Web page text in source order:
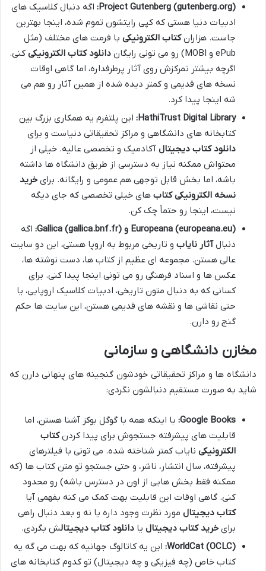
Project Gutenberg (gutenberg.org): اگه دنبال کلاسیک های
ادبیات دنیا هستی که کپی رایتشون تموم شده، اینجا بهترین
جاست. هزارانکتاب الکترونیکی با فرمت های مختلف (مثل
ePub و MOBI) رو می تونی رایگان
دانلود کتاب الکترونیکی کنی.
اگرچه بیشتر تمرکزش روی آثار پرطرفداره، اما گاهی اوقات
نسخه های قدیمی و کمتر دیده شده از همین آثار رو هم می
شه اینجا پیدا کرد.
HathiTrust Digital Library: این پلتفرم یه همکاری بزرگ بین
کتابخانه های دانشگاهی و مراکز تحقیقاتی دنیاست و برای
دانلود کتاب دیجیتال آکادمیک و تخصصی عالیه. خیلی از
محتواش ممکنه نیاز به دسترسی از طریق دانشگاه ها داشته
باشه، اما بخش قابل توجهی هم عمومی و رایگانه. برای خرید
نسخه الکترونیکی کتاب های خیلی تخصصی که جای دیگه
نیست، اینجا رو حتماً چک کن.
Europeana (europeana.eu) و Gallica (gallica.bnf.fr):
اگه
دنبالآثار نایاب و تاریخی مربوط به اروپا هستی، این دو سایت
عالی هستن. مجموعه ای عظیم از کتاب ها، دست نوشته ها،
عکس ها و اسناد فرهنگی رو می تونی اینجا پیدا کنی. برای
کسانی که به دنبال متون تاریخی، ادبیات کلاسیک اروپایی، یا
حتی نقاشی ها و نقشه های قدیمی هستن، این سایت ها حکم
گنج رو دارن.
مخازن دانشگاهی و سازمانی
دانشگاه ها و مراکز تحقیقاتی خودشون گنجینه های پنهانی دارن که
شاید به صورت مستقیم دنبالشون نگردی:
Google Books: با اینکه همه با گوگل بوکز آشنا هستن، اما
قابلیت های پیشرفته جستجوش برای پیدا کردنکتاب
الکترونیکی نایاب کمتر شناخته شده. می تونی با فیلترهای
پیشرفته، سال انتشار، ناشر، و حتی جستجو تو متن کتاب ها (که
ممکنه فقط بخش هایی از اون در دسترس باشه) رو محدود
کنی. گاهی اوقات این قابلیت بهت کمک می کنه بفهمی آیا
کتاب دیجیتال مورد نظرت وجود داره یا نه و بعد دنبال راهی
برای خرید کتاب دیجیتال یا دانلود کتاب دیجیتالش بگردی.
WorldCat (OCLC): این یه کاتالوگ جهانیه که بهت می گه یه
کتاب خاص (چه فیزیکی و چه دیجیتال) تو کدوم کتابخانه های